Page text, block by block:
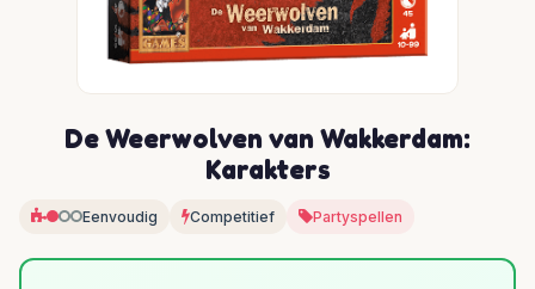
De Weerwolven van Wakkerdam:
Karakters
Eenvoudig Competitief Partyspellen